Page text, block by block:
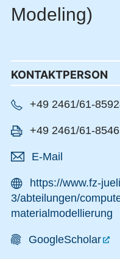
Modeling)
KONTAKTPERSON
+49 2461/61-
+49 2461/61-
E-Mail
https://www.fz-
3/abteilungen/
materialmodellierung
GoogleScholar